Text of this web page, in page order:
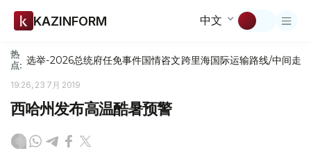
KAZINFORM 中文
热
点: 选举-2026总统府任免事件国情咨文跨里海国际运输路线/中间走廊
19:26, 23 7月 2019
西哈州发布高温酷暑预警